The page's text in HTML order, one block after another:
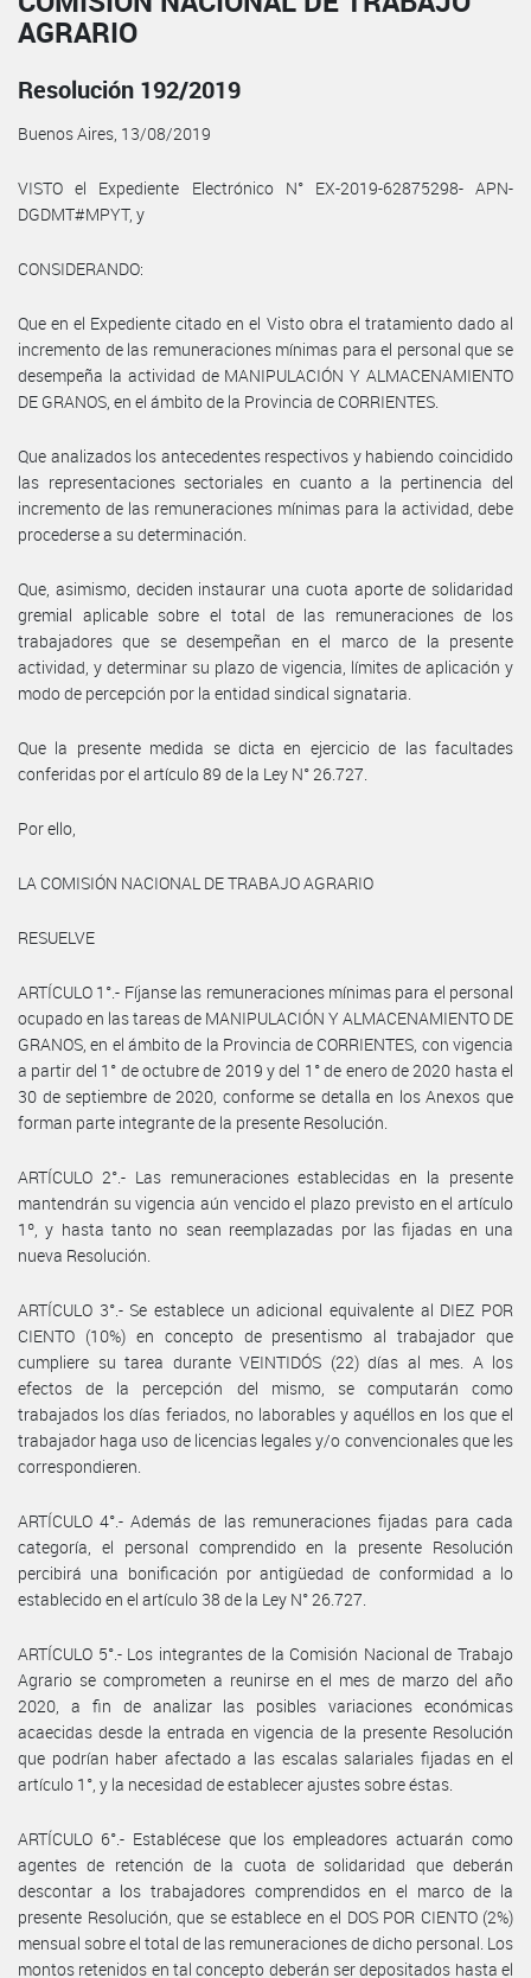
AGRARIO
Resolución 192/2019
Buenos Aires, 13/08/2019
VISTO el Expediente Electrónico N° EX-2019-62875298- APN-
DGDMT#MPYT, y
CONSIDERANDO:
Que en el Expediente citado en el Visto obra el tratamiento dado al
incremento de las remuneraciones mínimas para el personal que se
desempeña la actividad de MANIPULACIÓN Y ALMACENAMIENTO
DE GRANOS, en el ámbito de la Provincia de CORRIENTES.
Que analizados los antecedentes respectivos y habiendo coincidido
las representaciones sectoriales en cuanto a la pertinencia del
incremento de las remuneraciones mínimas para la actividad, debe
procederse a su determinación.
Que, asimismo, deciden instaurar una cuota aporte de solidaridad
gremial aplicable sobre el total de las remuneraciones de los
trabajadores que se desempeñan en el marco de la presente
actividad, y determinar su plazo de vigencia, límites de aplicación y
modo de percepción por la entidad sindical signataria.
Que la presente medida se dicta en ejercicio de las facultades
conferidas por el artículo 89 de la Ley N° 26.727.
Por ello,
LA COMISIÓN NACIONAL DE TRABAJO AGRARIO
RESUELVE
ARTÍCULO 1°.- Fíjanse las remuneraciones mínimas para el personal
ocupado en las tareas de MANIPULACIÓN Y ALMACENAMIENTO DE
GRANOS, en el ámbito de la Provincia de CORRIENTES, con vigencia
a partir del 1° de octubre de 2019 y del 1° de enero de 2020 hasta el
30 de septiembre de 2020, conforme se detalla en los Anexos que
forman parte integrante de la presente Resolución.
ARTÍCULO 2°.- Las remuneraciones establecidas en la presente
mantendrán su vigencia aún vencido el plazo previsto en el artículo
1º, y hasta tanto no sean reemplazadas por las fijadas en una
nueva Resolución.
ARTÍCULO 3°.- Se establece un adicional equivalente al DIEZ POR
CIENTO (10%) en concepto de presentismo al trabajador que
cumpliere su tarea durante VEINTIDÓS (22) días al mes. A los
efectos de la percepción del mismo, se computarán como
trabajados los días feriados, no laborables y aquéllos en los que el
trabajador haga uso de licencias legales y/o convencionales que les
correspondieren.
ARTÍCULO 4°.- Además de las remuneraciones fijadas para cada
categoría, el personal comprendido en la presente Resolución
percibirá una bonificación por antigüedad de conformidad a lo
establecido en el artículo 38 de la Ley N° 26.727.
ARTÍCULO 5°.- Los integrantes de la Comisión Nacional de Trabajo
Agrario se comprometen a reunirse en el mes de marzo del año
2020, a fin de analizar las posibles variaciones económicas
acaecidas desde la entrada en vigencia de la presente Resolución
que podrían haber afectado a las escalas salariales fijadas en el
artículo 1°, y la necesidad de establecer ajustes sobre éstas.
ARTÍCULO 6°.- Establécese que los empleadores actuarán como
agentes de retención de la cuota de solidaridad que deberán
descontar a los trabajadores comprendidos en el marco de la
presente Resolución, que se establece en el DOS POR CIENTO (2%)
mensual sobre el total de las remuneraciones de dicho personal. Los
montos retenidos en tal concepto deberán ser depositados hasta el